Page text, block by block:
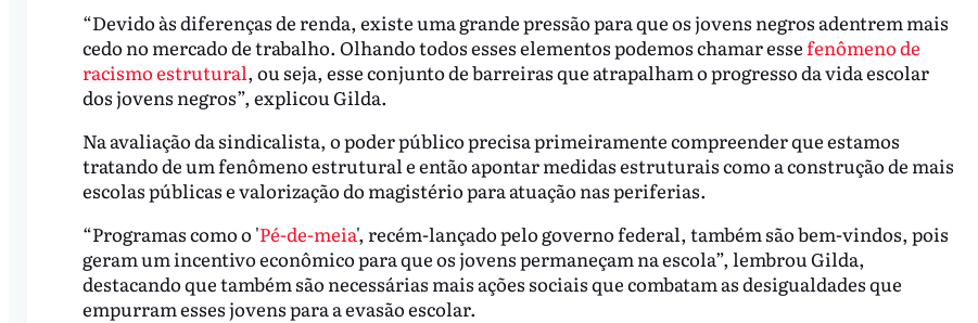
“Devido às diferenças de renda, existe uma grande pressão para que os jovens negros adentrem mais
cedo no mercado de trabalho. Olhando todos esses elementos podemos chamar essefenômeno de
racismo estrutural, ou seja, esse conjunto de barreiras que atrapalham o progresso da vida escolar
dos jovens negros”, explicou Gilda.
Na avaliação da sindicalista, o poder público precisa primeiramente compreender que estamos
tratando de um fenômeno estrutural e então apontar medidas estruturais como a construção de mais
escolas públicas e valorização do magistério para atuação nas periferias.
“Programas como o 'Pé-de-meia', recém-lançado pelo governo federal, também são bem-vindos, pois
geram um incentivo econômico para que os jovens permaneçam na escola”, lembrou Gilda,
destacando que também são necessárias mais ações sociais que combatam as desigualdades que
empurram esses jovens para a evasão escolar.